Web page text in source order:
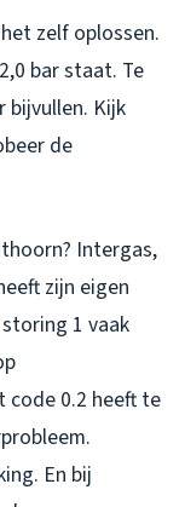
zelf oplossen.
bar staat. Te
bijvullen. Kijk
de
Intergas,
zijn eigen
1 vaak
code 0.2 heeft te
En bij